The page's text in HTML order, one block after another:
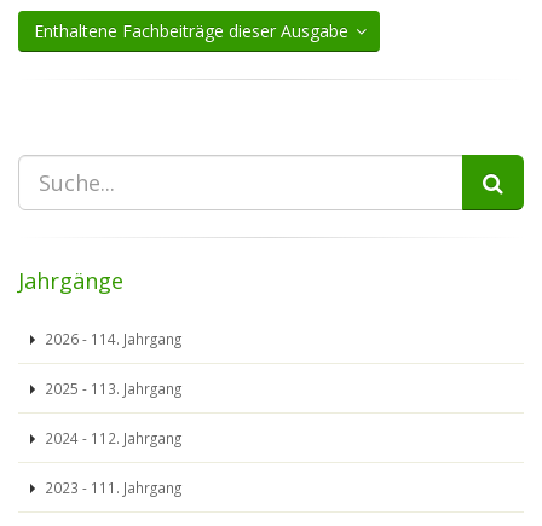
Enthaltene Fachbeiträge dieser Ausgabe
Jahrgänge
2026 - 114. Jahrgang
2025 - 113. Jahrgang
2024 - 112. Jahrgang
2023 - 111. Jahrgang